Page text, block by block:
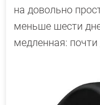
на довольно
меньше шести
медленная: почти